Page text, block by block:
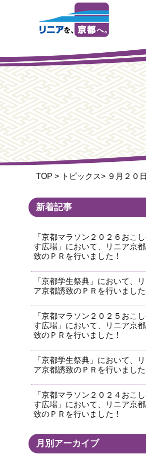
TOP > トピックス> ９月２０
新着記事
「京都マラソン２０２６おこ
す広場」において、リニア京
致のＰＲを行いました！
「京都学生祭典」において、
ア京都誘致のＰＲを行いました
「京都マラソン２０２５おこ
す広場」において、リニア京
致のＰＲを行いました！
「京都学生祭典」において、
ア京都誘致のＰＲを行いました
「京都マラソン２０２４おこ
す広場」において、リニア京
致のＰＲを行いました！
月別アーカイブ